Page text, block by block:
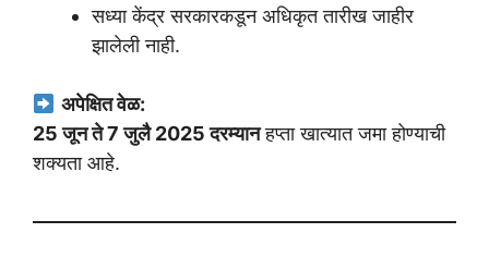
सध्या केंद्र सरकारकडून अधिकृत तारीख जाहीर
झालेली नाही.
अपेक्षित वेळ:
25 जून ते 7 जुलै 2025 दरम्यानहप्ता खात्यात जमा होण्याची
शक्यता आहे.